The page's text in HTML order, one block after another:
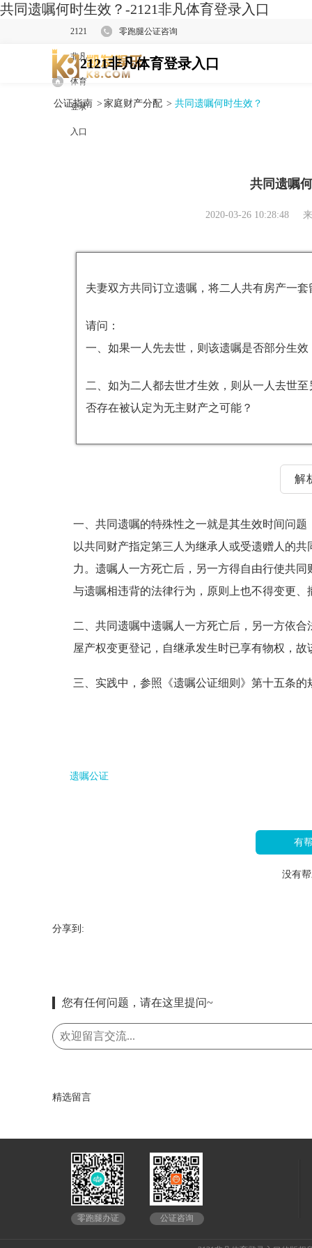
共同遗嘱何时生效？-2121非凡体育登录入口
2121
非凡
体育
登录
入口
零跑腿公证咨询
2121非凡体育登录入口
公证指南 > 家庭财产分配 > 共同遗嘱何时生效？
共同遗嘱
2020-03-26 10:28:48
夫妻双方共同订立遗嘱，将二人共有房产一套
请问：
一、如果一人先去世，则该遗嘱是否部分生
二、如为二人都去世才生效，则从一人去世
否存在被认定为无主财产之可能？
解
一、共同遗嘱的特殊性之一就是其生效时间问
以共同财产指定第三人为继承人或受遗赠人的
力。遗嘱人一方死亡后，另一方得自由行使共
与遗嘱相违背的法律行为，原则上也不得变更
二、共同遗嘱中遗嘱人一方死亡后，另一方依
屋产权变更登记，自继承发生时已享有物权，
三、实践中，参照《遗嘱公证细则》第十五条
遗嘱公证
有
没有
分享到:
您有任何问题，请在这里提问~
精选留言
零跑腿办证 公证咨询